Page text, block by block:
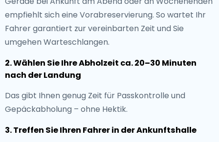
empfiehlt sich eine Vorabreservierung. So wartet Ihr
Fahrer garantiert zur vereinbarten Zeit und Sie
umgehen Warteschlangen.
2. Wählen Sie Ihre Abholzeit ca. 20–30 Minuten
nach der Landung
Das gibt Ihnen genug Zeit für Passkontrolle und
Gepäckabholung – ohne Hektik.
3. Treffen Sie Ihren Fahrer in der Ankunftshalle